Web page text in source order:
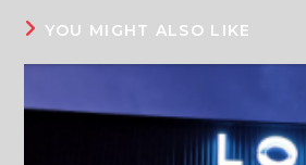
YOU MIGHT ALSO LIKE